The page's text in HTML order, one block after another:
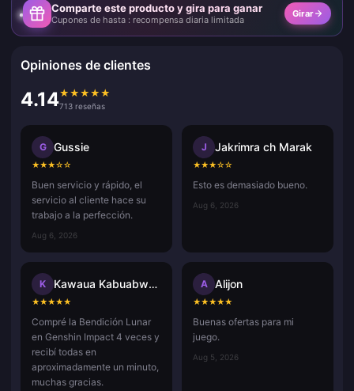
Comparte este producto y gira para ganar
Cupones de hasta : recompensa diaria limitada
Girar
Opiniones de clientes
4.14★ ★ ★ ★ ★
713 reseñas
G Gussie
★★★☆☆
Buen servicio y rápido, el
servicio al cliente hace su
trabajo a la perfección.
Aug 6, 2026
J Jakrimra ch Marak
★★★☆☆
Esto es demasiado bueno.
Aug 6, 2026
K Kawaua Kabuabwai Taatua
★★★★★
Compré la Bendición Lunar
en Genshin Impact 4 veces y
recibí todas en
aproximadamente un minuto,
muchas gracias.
A Alijon
★★★★★
Buenas ofertas para mi
juego.
Aug 5, 2026